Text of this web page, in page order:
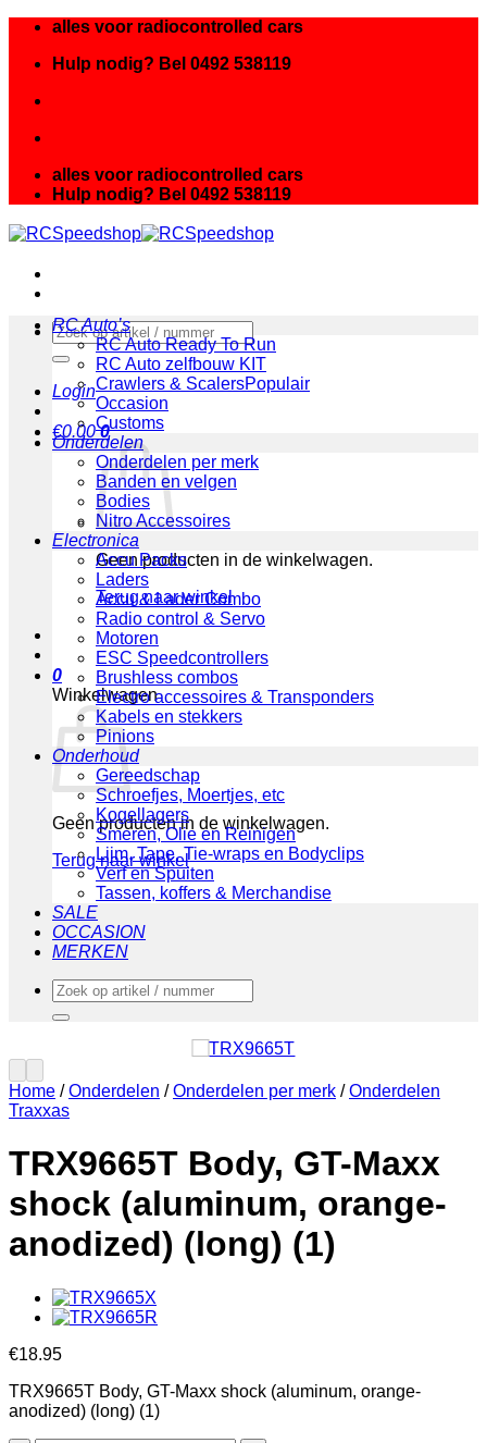
inhoud
alles voor radiocontrolled cars
Hulp nodig? Bel 0492 538119
alles voor radiocontrolled cars
Hulp nodig? Bel 0492 538119
Zoeken
naar:
Login
€0.00 0
Geen producten in de winkelwagen.
Terug naar winkel
0
Winkelwagen
Geen producten in de winkelwagen.
Terug naar winkel
RC Auto’s
RC Auto Ready To Run
RC Auto zelfbouw KIT
Crawlers & Scalers
Occasion
Customs
Onderdelen
Onderdelen per merk
Banden en velgen
Bodies
Nitro Accessoires
Electronica
Accu Packs
Laders
Accu & Lader Combo
Radio control & Servo
Motoren
ESC Speedcontrollers
Brushless combos
Electro accessoires & Transponders
Kabels en stekkers
Pinions
Onderhoud
Gereedschap
Schroefjes, Moertjes, etc
Kogellagers
Smeren, Olie en Reinigen
Lijm, Tape, Tie-wraps en Bodyclips
Verf en Spuiten
Tassen, koffers & Merchandise
SALE
OCCASION
MERKEN
Zoeken
naar:
Home / Onderdelen / Onderdelen per merk / Onderdelen
Traxxas
TRX9665T Body, GT-Maxx
shock (aluminum, orange-
anodized) (long) (1)
€18.95
TRX9665T Body, GT-Maxx shock (aluminum, orange-
anodized) (long) (1)